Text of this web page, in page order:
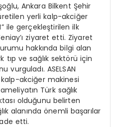
Ankara Bilkent Şehir
yerli kalp-akciğer
ile gerçekleştirilen ilk
ziyaret etti. Ziyaret
hakkında bilgi alan
tıp ve sağlık sektörü için
ASELSAN
akciğer makinesi
Türk sağlık
olduğunu belirten
alanında önemli başarılar
etti.